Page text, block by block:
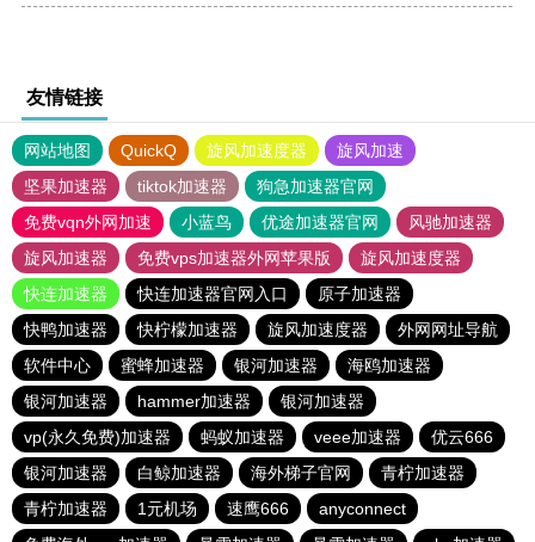
友情链接
网站地图 QuickQ 旋风加速度器
旋风加速
坚果加速器
tiktok加速器
狗急加速器官网
免费vqn外网加速
小蓝鸟 优途加速器官网
风驰加速器
旋风加速器
免费vps加速器外网苹果版
旋风加速度器
快连加速器
快连加速器官网入口
原子加速器
快鸭加速器
快柠檬加速器 旋风加速度器
外网网址导航
软件中心
蜜蜂加速器 银河加速器
海鸥加速器
银河加速器
hammer加速器
银河加速器
vp(永久免费)加速器
蚂蚁加速器 veee加速器
优云666
银河加速器
白鲸加速器 海外梯子官网
青柠加速器
青柠加速器
1元机场 速鹰666
anyconnect